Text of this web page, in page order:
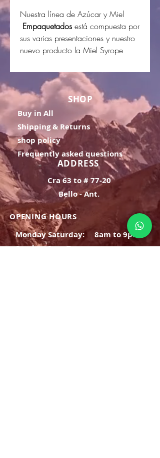
Nuestra línea de Azúcar y Miel
Empaquetados está compuesta por
sus varias presentaciones y nuestro
nuevo producto la Miel Syrope
SHOP
Buy in All
Shipping & Returns
shop policy
Frequently asked questions
ADDRESS
Cra 63 to # 77-20
Bello - Ant.
OPENING HOURS
Monday Saturday:
8am to 9pm
Sunday: 8am-7pm